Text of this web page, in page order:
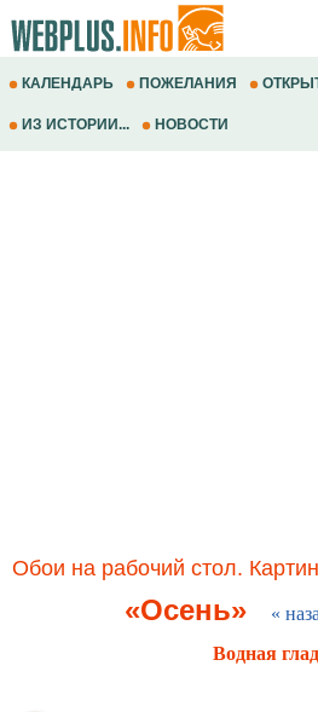
КАЛЕНДАРЬ ПОЖЕЛАНИЯ
ИЗ ИСТОРИИ... НОВОСТИ
Обои на рабочий стол.
«Осень» «
Водная